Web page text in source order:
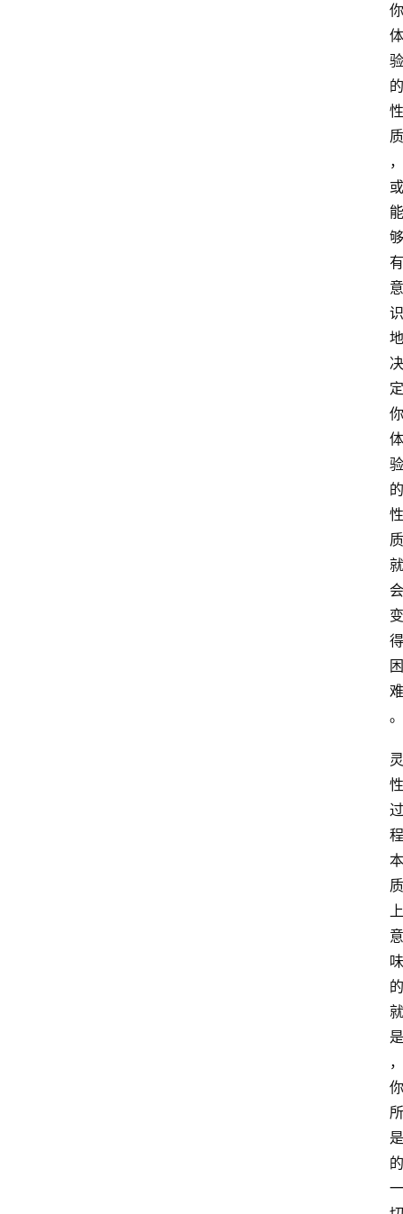
你
体
验
的
性
质
，
或
能
够
有
意
识
地
决
定
你
体
验
的
性
质
就
会
变
得
困
难
。
灵
性
过
程
本
质
上
意
味
的
就
是
，
你
所
是
的
一